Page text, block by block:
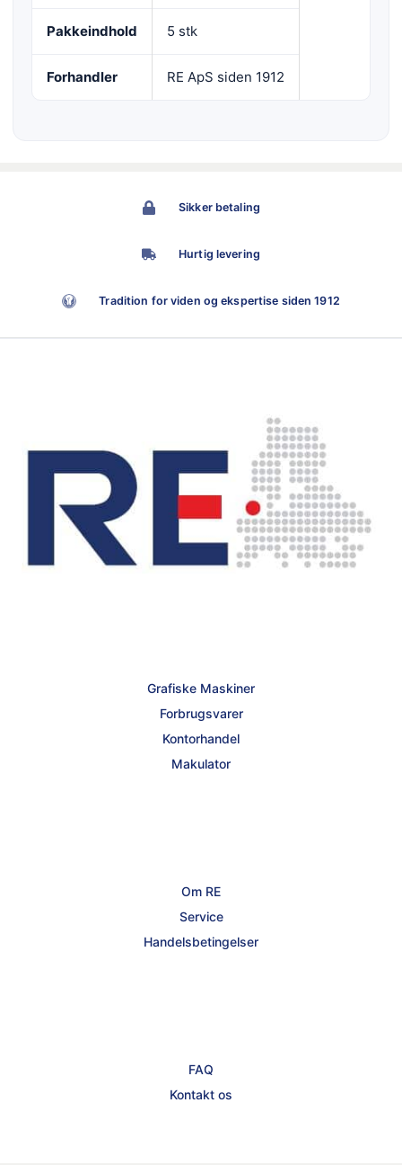
Pakkeindhold 5 stk
Forhandler RE ApS siden 1912
Sikker betaling
Hurtig levering
Tradition for viden og ekspertise siden 1912
Grafiske Maskiner
Forbrugsvarer
Kontorhandel
Makulator
Om RE
Service
Handelsbetingelser
FAQ
Kontakt os